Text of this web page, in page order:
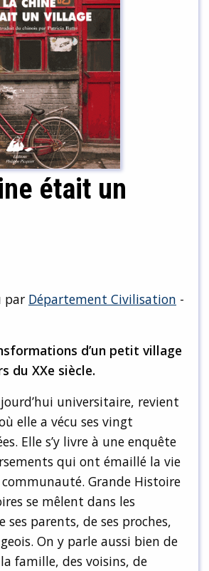
était un
par Département Civilisation -
d’un petit village
du XXe siècle.
universitaire, revient
elle a vécu ses vingt
Elle s’y livre à une enquête
qui ont émaillé la vie
Grande Histoire
se mêlent dans les
ses parents, de ses proches,
On y parle aussi bien de
famille, des voisins, de